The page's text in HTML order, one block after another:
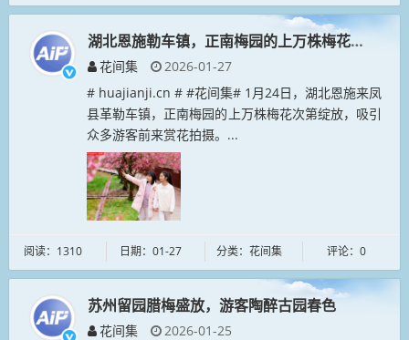
湖北恩施勒车镇，正南梅园的上万株梅花次第绽放
花间集
2026-01-27
# huajianji.cn # #花间集# 1月24日，湖北恩施来凤
县革勒车镇，正南梅园的上万株梅花次第绽放，吸引
众多游客前来赏花拍摄。...
阅读：1310 日期：01-27 分类：花间集 评论：0
苏州留园腊梅盛放，游客陶醉古园春色
花间集
2026-01-25